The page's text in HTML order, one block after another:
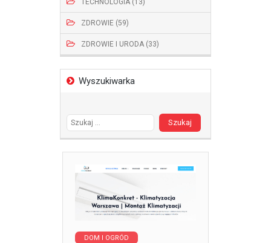
TECHNOLOGIA (13)
ZDROWIE (59)
ZDROWIE I URODA (33)
Wyszukiwarka
DOM I OGRÓD